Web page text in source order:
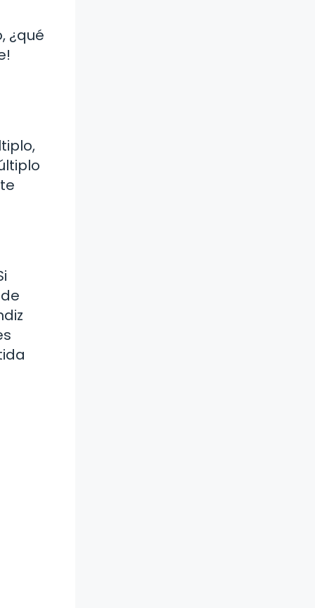
¿qué